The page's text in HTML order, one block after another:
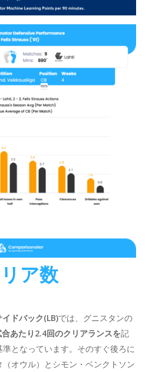
ア数
イドバック(LB)では、グニスタンの
合あたり2.4回のクリアランスを記
となっています。そのすぐ後ろに
（オウル）と シモン・ベンクトソン